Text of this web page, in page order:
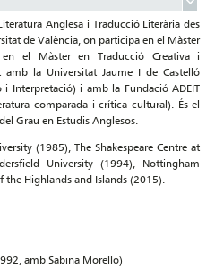
Anglesa i Traducció Literària des
de València, on participa en el Màster
el Màster en Traducció Creativa i
amb la Universitat Jaume I de Castelló
Interpretació) i amb la Fundació ADEIT
comparada i crítica cultural). És el
Grau en Estudis Anglesos.
(1985), The Shakespeare Centre at
University (1994), Nottingham
Highlands and Islands (2015).
amb Sabina Morello)